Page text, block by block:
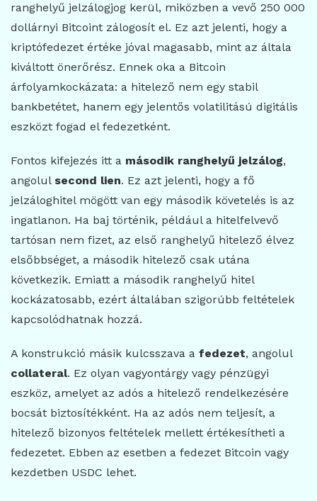
ranghelyű jelzálogjog kerül, miközben a vevő 250 000
dollárnyi Bitcoint zálogosít el. Ez azt jelenti, hogy a
kriptófedezet értéke jóval magasabb, mint az általa
kiváltott önerőrész. Ennek oka a Bitcoin
árfolyamkockázata: a hitelező nem egy stabil
bankbetétet, hanem egy jelentős volatilitású digitális
eszközt fogad el fedezetként.
Fontos kifejezés itt a második ranghelyű jelzálog,
angolul second lien. Ez azt jelenti, hogy a fő
jelzáloghitel mögött van egy második követelés is az
ingatlanon. Ha baj történik, például a hitelfelvevő
tartósan nem fizet, az első ranghelyű hitelező élvez
elsőbbséget, a második hitelező csak utána
következik. Emiatt a második ranghelyű hitel
kockázatosabb, ezért általában szigorúbb feltételek
kapcsolódhatnak hozzá.
A konstrukció másik kulcsszava a fedezet, angolul
collateral. Ez olyan vagyontárgy vagy pénzügyi
eszköz, amelyet az adós a hitelező rendelkezésére
bocsát biztosítékként. Ha az adós nem teljesít, a
hitelező bizonyos feltételek mellett értékesítheti a
fedezetet. Ebben az esetben a fedezet Bitcoin vagy
kezdetben USDC lehet.